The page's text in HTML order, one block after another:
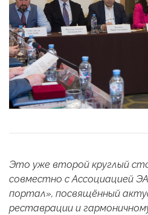
Это уже второй круглый
совместно с Ассоциацией
портал», посвящённый
реставрации и